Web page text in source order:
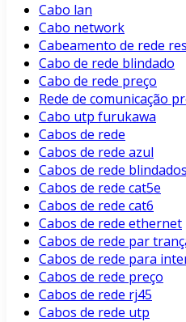
Cabo lan
Cabo network
Cabeamento de rede
Cabo de rede blindado
Cabo de rede preço
Rede de comunicação
Cabo utp furukawa
Cabos de rede
Cabos de rede azul
Cabos de rede blindados
Cabos de rede cat5e
Cabos de rede cat6
Cabos de rede ethernet
Cabos de rede par
Cabos de rede para
Cabos de rede preço
Cabos de rede rj45
Cabos de rede utp